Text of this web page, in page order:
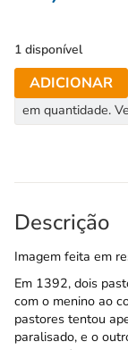
1 disponível
ADICIONAR
em quantidade.
Descrição
Imagem feita em
Em 1392, dois
com o menino ao
pastores tentou
paralisado, e o